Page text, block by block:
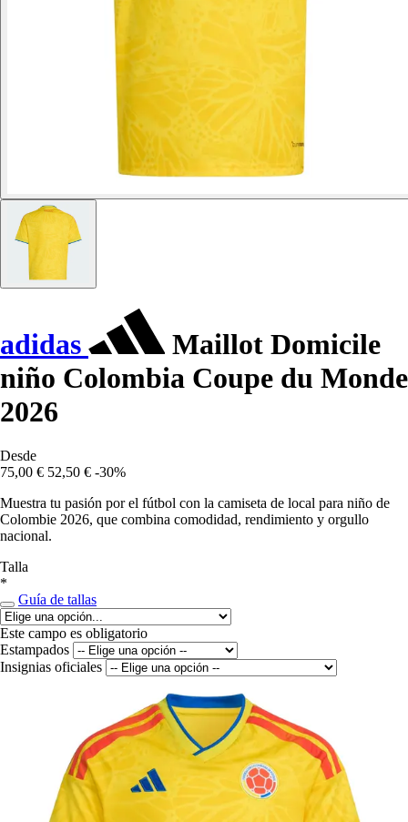
adidas
Maillot Domicile
niño Colombia Coupe du Monde
2026
Desde
75,00 € 52,50 € -30%
Muestra tu pasión por el fútbol con la camiseta de local para niño de
Colombie 2026, que combina comodidad, rendimiento y orgullo
nacional.
Talla
*
Guía de tallas
Este campo es obligatorio
Estampados
Insignias oficiales